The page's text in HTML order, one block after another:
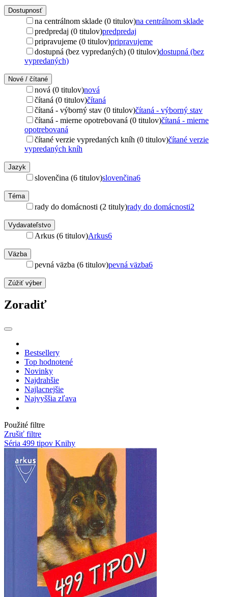
Dostupnosť
na centrálnom sklade (0 titulov)na centrálnom sklade
predpredaj (0 titulov)predpredaj
pripravujeme (0 titulov)pripravujeme
dostupná (bez vypredaných) (0 titulov)dostupná (bez
vypredaných)
Nové / čítané
nová (0 titulov)nová
čítaná (0 titulov)čítaná
čítaná - výborný stav (0 titulov)čítaná - výborný stav
čítaná - mierne opotrebovaná (0 titulov)čítaná - mierne
opotrebovaná
čítané verzie vypredaných kníh (0 titulov)čítané verzie
vypredaných kníh
Jazyk
slovenčina (6 titulov)slovenčina6
Téma
rady do domácnosti (2 tituly)rady do domácnosti2
Vydavateľstvo
Arkus (6 titulov)Arkus6
Väzba
pevná väzba (6 titulov)pevná väzba6
Zúžiť výber
Zoradiť
Bestsellery
Top hodnotené
Novinky
Najdrahšie
Najlacnejšie
Najvyššia zľava
Použité filtre
Zrušiť filtre
Séria 499 tipov Knihy